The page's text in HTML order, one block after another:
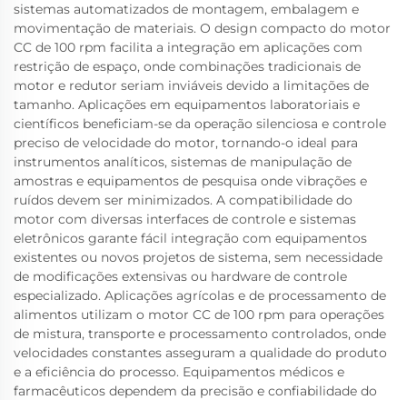
sistemas automatizados de montagem, embalagem e
movimentação de materiais. O design compacto do motor
CC de 100 rpm facilita a integração em aplicações com
restrição de espaço, onde combinações tradicionais de
motor e redutor seriam inviáveis devido a limitações de
tamanho. Aplicações em equipamentos laboratoriais e
científicos beneficiam-se da operação silenciosa e controle
preciso de velocidade do motor, tornando-o ideal para
instrumentos analíticos, sistemas de manipulação de
amostras e equipamentos de pesquisa onde vibrações e
ruídos devem ser minimizados. A compatibilidade do
motor com diversas interfaces de controle e sistemas
eletrônicos garante fácil integração com equipamentos
existentes ou novos projetos de sistema, sem necessidade
de modificações extensivas ou hardware de controle
especializado. Aplicações agrícolas e de processamento de
alimentos utilizam o motor CC de 100 rpm para operações
de mistura, transporte e processamento controlados, onde
velocidades constantes asseguram a qualidade do produto
e a eficiência do processo. Equipamentos médicos e
farmacêuticos dependem da precisão e confiabilidade do